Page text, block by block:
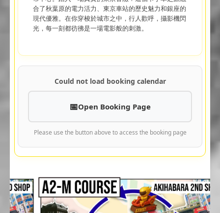
合了秋葉原的電力活力、東京車站的歷史魅力和銀座的
現代優雅。在你穿梭於城市之中，行人歡呼，攝影機閃
光，每一刻都彷彿是一場電影般的刺激。
Could not load booking calendar
Open Booking Page
Please use the button above to access the booking page